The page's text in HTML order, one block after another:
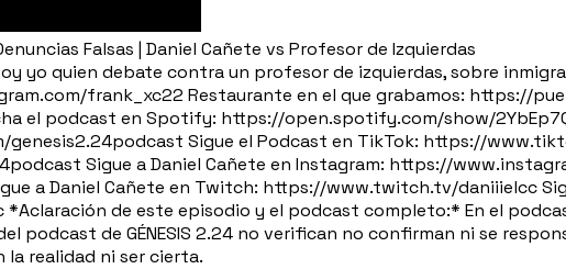
Falsas | Daniel Cañete vs Profesor de Izquierdas
yo quien debate contra un profesor de izquierdas, sobre
frank_xc22 Restaurante en el que grabamos: https://
el podcast en Spotify: https://open.spotify.com/show/
Sigue el Podcast en TikTok: https://
Sigue a Daniel Cañete en Instagram: https://
a Daniel Cañete en Twitch: https://www.twitch.tv/daniiielcc
de este episodio y el podcast completo:* En el
podcast de GÉNESIS 2.24 no verifican no confirman ni se
realidad ni ser cierta.